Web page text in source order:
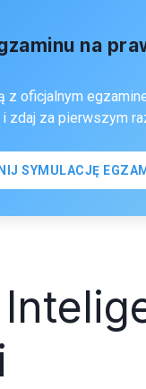
na
z oficjalnym
zdaj za pierwszym
SYMULACJĘ